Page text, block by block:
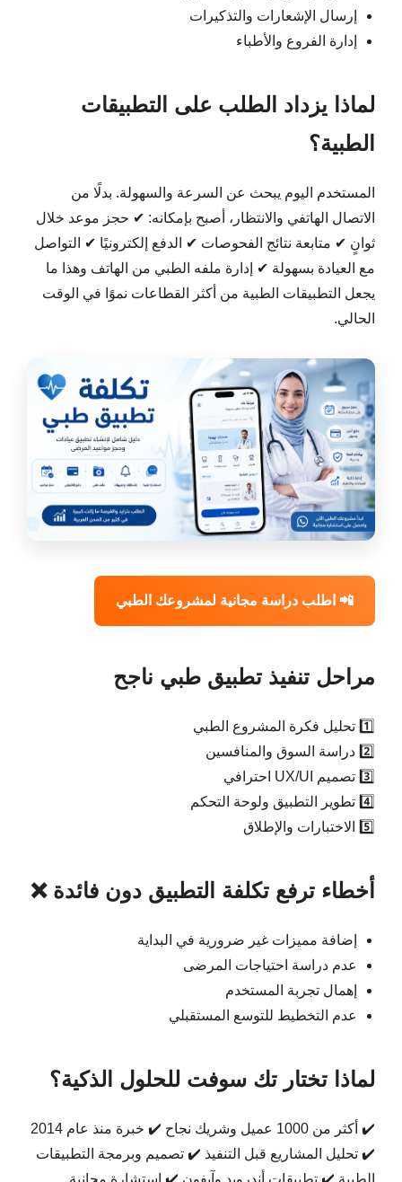
إرسال الإشعارات والتذكيرات
إدارة الفروع والأطباء
لماذا يزداد الطلب على التطبيقات
الطبية؟
المستخدم اليوم يبحث عن السرعة والسهولة. بدلًا من
الاتصال الهاتفي والانتظار، أصبح بإمكانه: ✔ حجز موعد خلال
ثوانٍ ✔ متابعة نتائج الفحوصات ✔ الدفع إلكترونيًا ✔ التواصل
مع العيادة بسهولة ✔ إدارة ملفه الطبي من الهاتف وهذا ما
يجعل التطبيقات الطبية من أكثر القطاعات نموًا في الوقت
الحالي.
📲 اطلب دراسة مجانية لمشروعك الطبي
مراحل تنفيذ تطبيق طبي ناجح
1️⃣ تحليل فكرة المشروع الطبي
2️⃣ دراسة السوق والمنافسين
3️⃣ تصميم UX/UI احترافي
4️⃣ تطوير التطبيق ولوحة التحكم
5️⃣ الاختبارات والإطلاق
أخطاء ترفع تكلفة التطبيق دون فائدة ❌
إضافة مميزات غير ضرورية في البداية
عدم دراسة احتياجات المرضى
إهمال تجربة المستخدم
عدم التخطيط للتوسع المستقبلي
لماذا تختار تك سوفت للحلول الذكية؟
✔️ أكثر من 1000 عميل وشريك نجاح ✔️ خبرة منذ عام 2014
✔️ تحليل المشاريع قبل التنفيذ ✔️ تصميم وبرمجة التطبيقات
الطبية ✔️ تطبيقات أندرويد وآيفون ✔️ استشارة مجانية